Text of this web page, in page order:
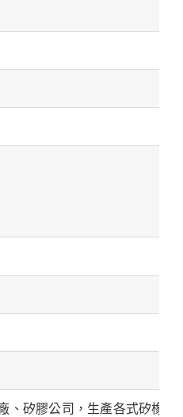
、矽膠公司，生產各式矽橡